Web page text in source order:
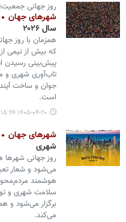
روز جهانی جمعیت؛
شهرهای جهان
سال ۲۰۲۶
همزمان با روز
که بیش از نیمی
تاب‌آوری شهری و
جوان و ساخت
است.
۱۴۰۵-۰۴-۲۰ ۱۵:۴۶
شهرهای جهان
شهری
هوشمند
سلامت شهری و
برگزار می‌شود و
می‌کند.